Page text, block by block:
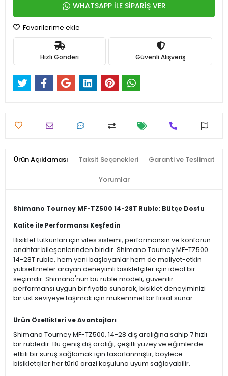
WHATSAPP İLE SİPARİŞ VER
Favorilerime ekle
Hızlı Gönderi Güvenli Alışveriş
Ürün Açıklaması Taksit Seçenekleri Garanti ve Teslimat
Yorumlar
Shimano Tourney MF-TZ500 14-28T Ruble: Bütçe Dostu
Kalite ile Performansı Keşfedin
Bisiklet tutkunları için vites sistemi, performansın ve konforun
anahtar bileşenlerinden biridir. Shimano Tourney MF-TZ500
14-28T ruble, hem yeni başlayanlar hem de maliyet-etkin
yükseltmeler arayan deneyimli bisikletçiler için ideal bir
seçimdir. Shimano'nun bu ruble modeli, güvenilir
performansı uygun bir fiyatla sunarak, bisiklet deneyiminizi
bir üst seviyeye taşımak için mükemmel bir fırsat sunar.
Ürün Özellikleri ve Avantajları
Shimano Tourney MF-TZ500, 14-28 diş aralığına sahip 7 hızlı
bir rubledir. Bu geniş diş aralığı, çeşitli yüzey ve eğimlerde
etkili bir sürüş sağlamak için tasarlanmıştır, böylece
bisikletçiler her türlü arazi koşuluna uyum sağlayabilir.